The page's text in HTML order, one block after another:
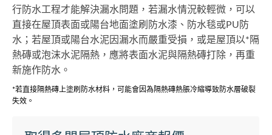
行防水工程才能解決漏水問題，若漏水情況較輕微，可以
直接在屋頂表面或陽台地面塗刷防水漆、防水毯或PU防
水；若屋頂或陽台水泥因漏水而嚴重受損，或是屋頂以*隔
熱磚或泡沫水泥隔熱，應將表面水泥與隔熱磚打除，再重
新施作防水。
*若直接隔熱磚上塗刷防水材料，可能會因為隔熱磚熱脹冷縮導致防水層破裂
失效。